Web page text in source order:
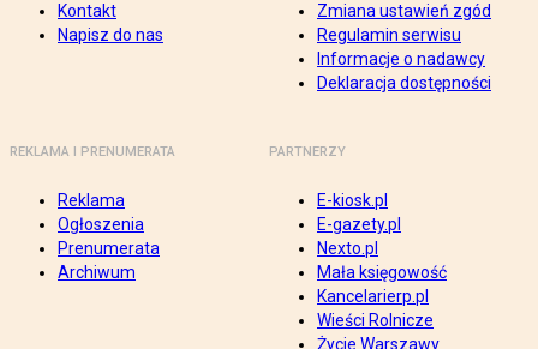
Kontakt
Napisz do nas
Zmiana ustawień zgód
Regulamin serwisu
Informacje o nadawcy
Deklaracja dostępności
REKLAMA I PRENUMERATA
Reklama
Ogłoszenia
Prenumerata
Archiwum
PARTNERZY
E-kiosk.pl
E-gazety.pl
Nexto.pl
Mała księgowość
Kancelarierp.pl
Wieści Rolnicze
Życie Warszawy